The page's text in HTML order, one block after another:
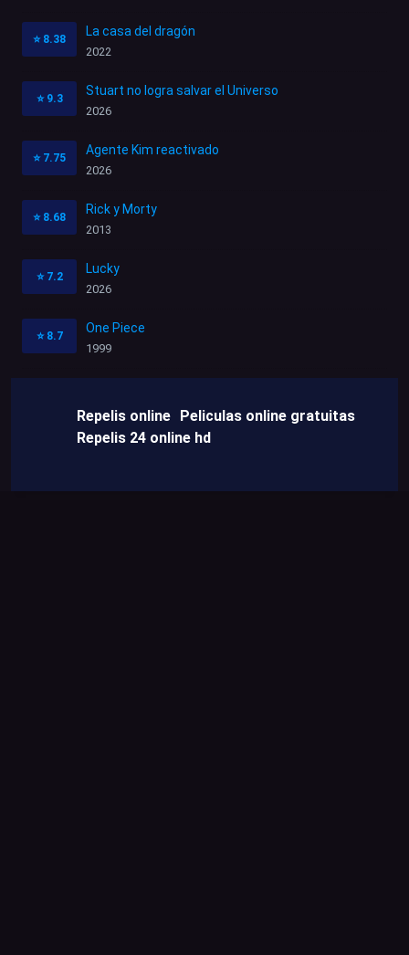
⭐ 8.38
La casa del dragón
2022
⭐ 9.3
Stuart no logra salvar el Universo
2026
⭐ 7.75
Agente Kim reactivado
2026
⭐ 8.68
Rick y Morty
2013
⭐ 7.2
Lucky
2026
⭐ 8.7
One Piece
1999
Repelis online Peliculas online gratuitas
Repelis 24 online hd